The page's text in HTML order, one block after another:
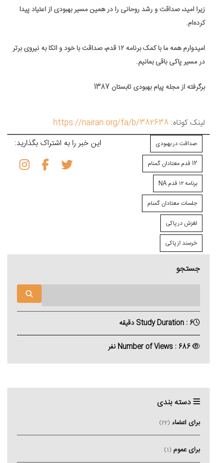
زیرا امید، صداقت و رشد روحانی را در همین مسیربهبودی از اعتیاد پیدا
کرده‌ام.
امیدوارم همه ما با کمکبرنامه ۱۲ قدم، صداقت با خود و اتکا به نیروی برتر
در مسیر پاکی باقی بمانیم.
برگرفته از مجله پیام بهبودی تابستان 1387
لینک کوتاه: https://nairan.org/fa/b/382638
صداقت در بهبودی
12 قدم معتادان گمنام
برنامه ۱۲ قدم NA
جلسات معتادان گمنام
لغزش در پاکی
خرسند از پاکی
این خبر را به اشتراک بگذارید:
جستجو
Study Duration : 6 دقیقه
دسته بندی
برای اعضاء (22)
برای عموم (1)